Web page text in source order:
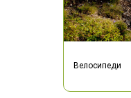
Велосипеди